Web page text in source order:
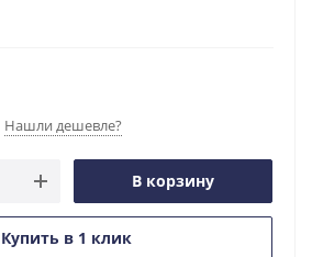
Нашли дешевле?
В корзину
Купить в 1 клик